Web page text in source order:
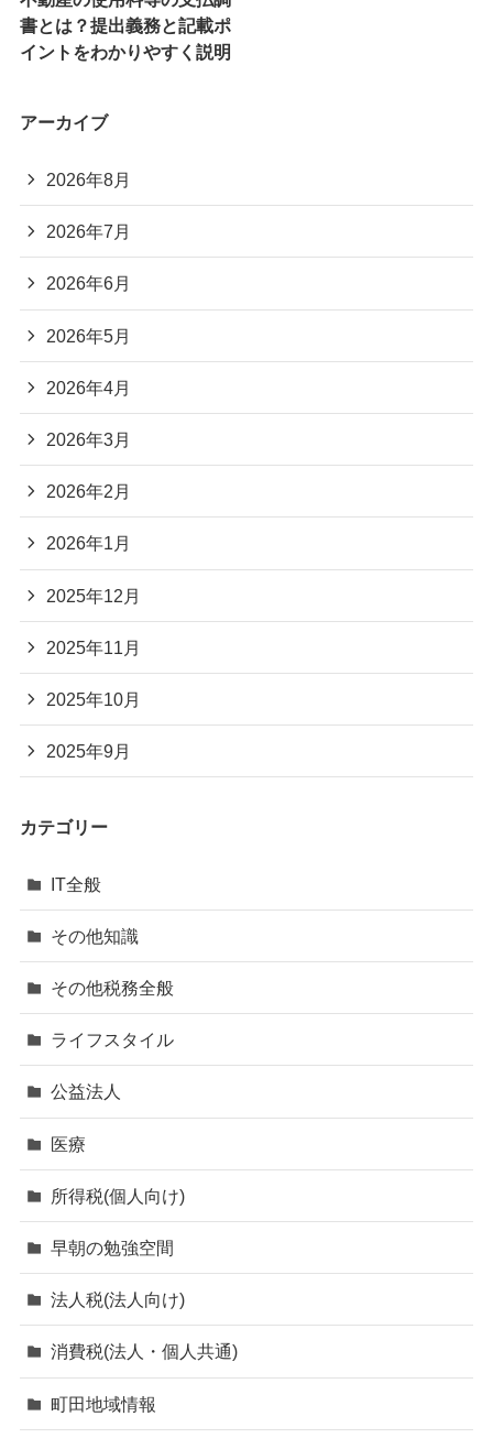
書とは？提出義務と記載ポ
イントをわかりやすく説明
アーカイブ
2026年8月
2026年7月
2026年6月
2026年5月
2026年4月
2026年3月
2026年2月
2026年1月
2025年12月
2025年11月
2025年10月
2025年9月
カテゴリー
IT全般
その他知識
その他税務全般
ライフスタイル
公益法人
医療
所得税(個人向け)
早朝の勉強空間
法人税(法人向け)
消費税(法人・個人共通)
町田地域情報